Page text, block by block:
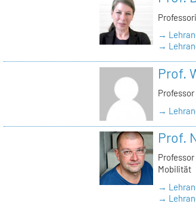
→
→
Prof.
→
Prof.
Mobilität
→
→